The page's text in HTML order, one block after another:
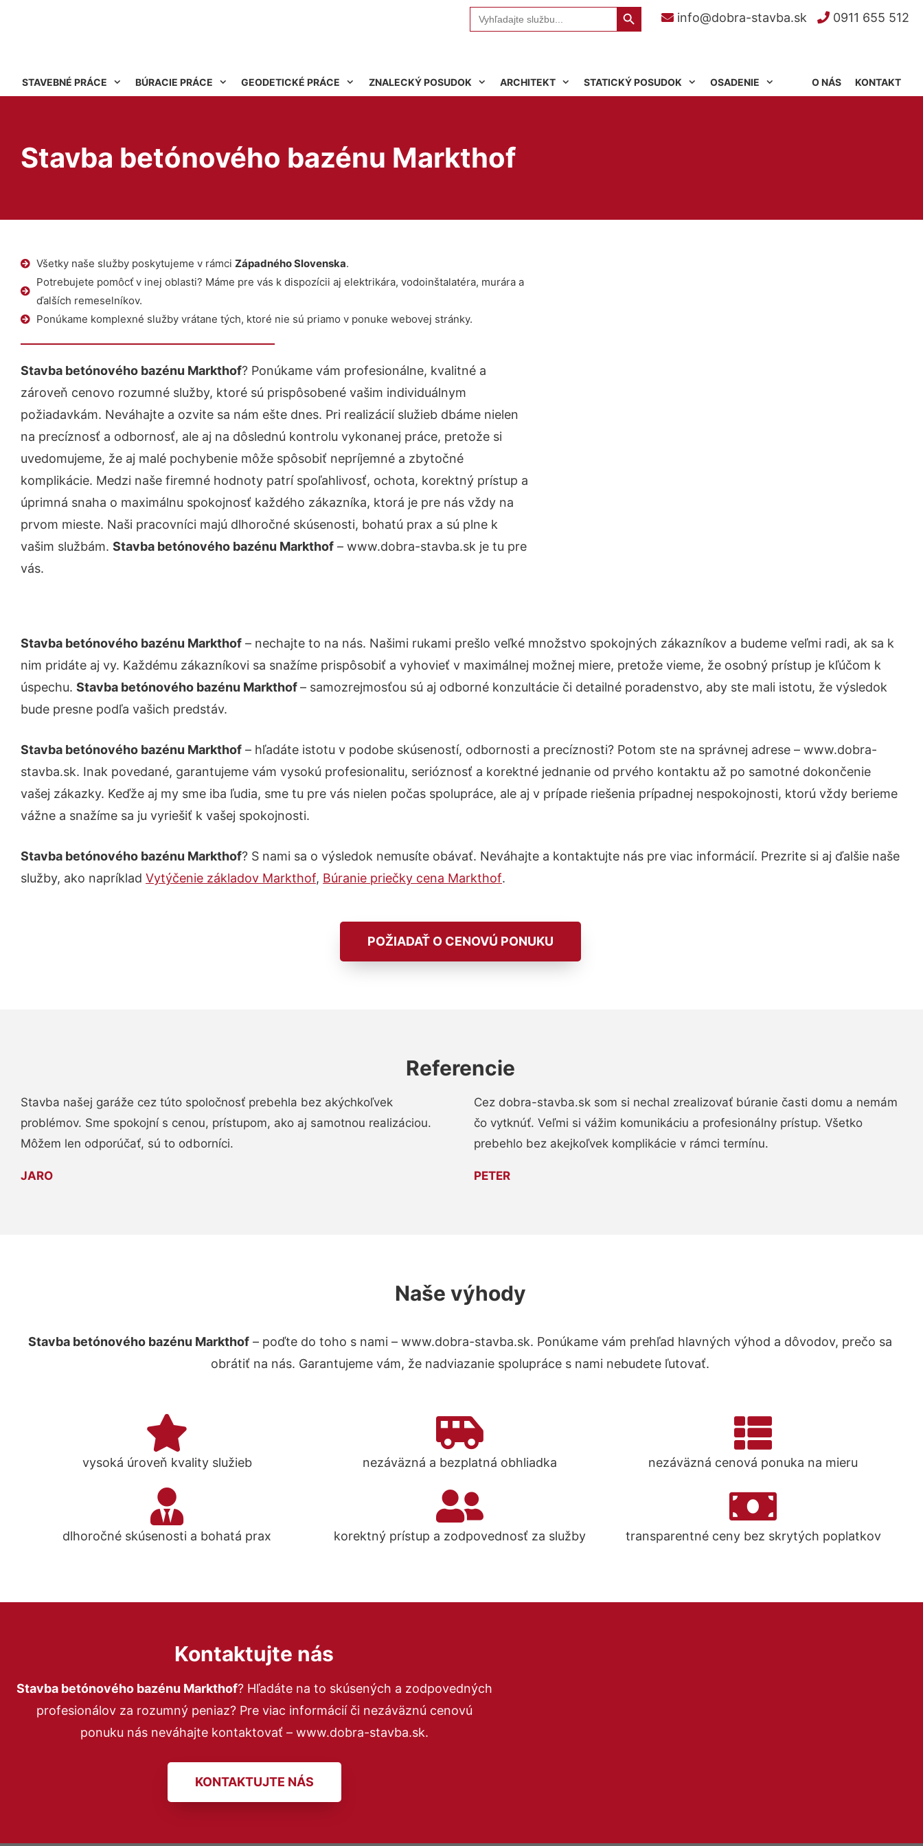
info@dobra-stavba.sk 0911 655 512
Search
for:
Search Button
STAVEBNÉ PRÁCE BÚRACIE PRÁCE GEODETICKÉ PRÁCE ZNALECKÝ POSUDOK ARCHITEKT STATICKÝ POSUDOK OSADENIE KONTAKT
O NÁS
Stavba betónového bazénu Markthof
Všetky naše služby poskytujeme v rámci Západného Slovenska.
Potrebujete pomôcť v inej oblasti? Máme pre vás k dispozícii aj elektrikára, vodoinštalatéra, murára a
ďalších remeselníkov.
Ponúkame komplexné služby vrátane tých, ktoré nie sú priamo v ponuke webovej stránky.
Stavba betónového bazénu Markthof? Ponúkame vám profesionálne, kvalitné a
zároveň cenovo rozumné služby, ktoré sú prispôsobené vašim individuálnym
požiadavkám. Neváhajte a ozvite sa nám ešte dnes. Pri realizácií služieb dbáme nielen
na precíznosť a odbornosť, ale aj na dôslednú kontrolu vykonanej práce, pretože si
uvedomujeme, že aj malé pochybenie môže spôsobiť nepríjemné a zbytočné
komplikácie. Medzi naše firemné hodnoty patrí spoľahlivosť, ochota, korektný prístup a
úprimná snaha o maximálnu spokojnosť každého zákazníka, ktorá je pre nás vždy na
prvom mieste. Naši pracovníci majú dlhoročné skúsenosti, bohatú prax a sú plne k
vašim službám. Stavba betónového bazénu Markthof – www.dobra-stavba.sk je tu pre
vás.
Stavba betónového bazénu Markthof – nechajte to na nás. Našimi rukami prešlo veľké množstvo spokojných zákazníkov a budeme veľmi radi, ak sa k
nim pridáte aj vy. Každému zákazníkovi sa snažíme prispôsobiť a vyhovieť v maximálnej možnej miere, pretože vieme, že osobný prístup je kľúčom k
úspechu. Stavba betónového bazénu Markthof– samozrejmosťou sú aj odborné konzultácie či detailné poradenstvo, aby ste mali istotu, že výsledok
bude presne podľa vašich predstáv.
Stavba betónového bazénu Markthof – hľadáte istotu v podobe skúseností, odbornosti a precíznosti? Potom ste na správnej adrese – www.dobra-
stavba.sk. Inak povedané, garantujeme vám vysokú profesionalitu, serióznosť a korektné jednanie od prvého kontaktu až po samotné dokončenie
vašej zákazky. Keďže aj my sme iba ľudia, sme tu pre vás nielen počas spolupráce, ale aj v prípade riešenia prípadnej nespokojnosti, ktorú vždy berieme
vážne a snažíme sa ju vyriešiť k vašej spokojnosti.
Stavba betónového bazénu Markthof? S nami sa o výsledok nemusíte obávať. Neváhajte a kontaktujte nás pre viac informácií. Prezrite si aj ďalšie naše
služby, ako napríklad Vytýčenie základov Markthof, Búranie priečky cena Markthof.
POŽIADAŤ O CENOVÚ PONUKU
Referencie
Stavba našej garáže cez túto spoločnosť prebehla bez akýchkoľvek
problémov. Sme spokojní s cenou, prístupom, ako aj samotnou realizáciou.
Môžem len odporúčať, sú to odborníci.
JARO
Cez dobra-stavba.sk som si nechal zrealizovať búranie časti domu a nemám
čo vytknúť. Veľmi si vážim komunikáciu a profesionálny prístup. Všetko
prebehlo bez akejkoľvek komplikácie v rámci termínu.
PETER
Naše výhody
Stavba betónového bazénu Markthof – poďte do toho s nami – www.dobra-stavba.sk. Ponúkame vám prehľad hlavných výhod a dôvodov, prečo sa
obrátiť na nás. Garantujeme vám, že nadviazanie spolupráce s nami nebudete ľutovať.
vysoká úroveň kvality služieb nezáväzná a bezplatná obhliadka nezáväzná cenová ponuka na mieru
dlhoročné skúsenosti a bohatá prax korektný prístup a zodpovednosť za služby transparentné ceny bez skrytých poplatkov
Kontaktujte nás
Stavba betónového bazénu Markthof? Hľadáte na to skúsených a zodpovedných
profesionálov za rozumný peniaz? Pre viac informácií či nezáväznú cenovú
ponuku nás neváhajte kontaktovať – www.dobra-stavba.sk.
KONTAKTUJTE NÁS